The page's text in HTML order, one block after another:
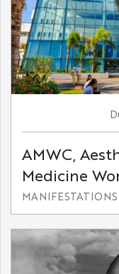
AMWC,
Medicine